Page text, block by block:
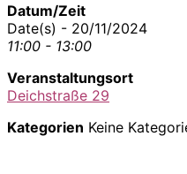
Datum/Zeit
Date(s) - 20/11/2024
11:00 - 13:00
Veranstaltungsort
Deichstraße 29
Kategorien Keine